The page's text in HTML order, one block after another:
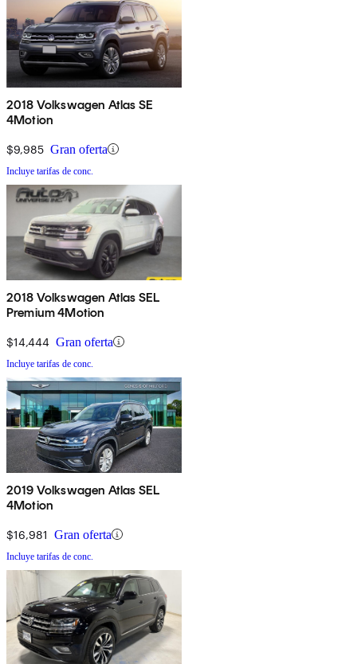
2018 Volkswagen Atlas SE
4Motion
$9,985 Gran oferta
Incluye tarifas de conc.
2018 Volkswagen Atlas SEL
Premium 4Motion
$14,444 Gran oferta
Incluye tarifas de conc.
2019 Volkswagen Atlas SEL
4Motion
$16,981 Gran oferta
Incluye tarifas de conc.